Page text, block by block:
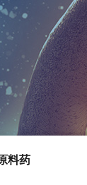
料药